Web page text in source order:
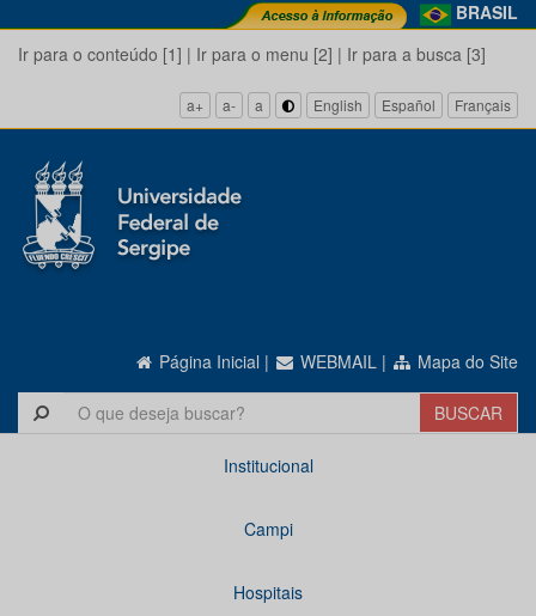
BRASIL
Ir para o conteúdo [1] | Ir para o menu [2] | Ir para a busca [3]
a+ a- a English Español Français
Página Inicial | WEBMAIL | Mapa do Site
Institucional
Campi
Hospitais